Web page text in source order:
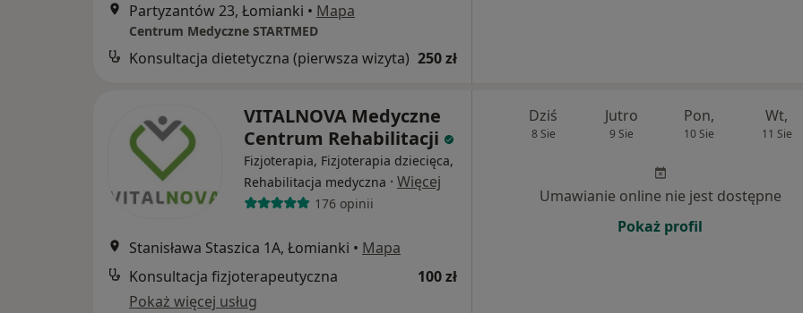
Partyzantów 23, Łomianki • Mapa
Centrum Medyczne STARTMED
Konsultacja dietetyczna (pierwsza wizyta) 250 zł
VITALNOVA Medyczne
Centrum Rehabilitacji
Fizjoterapia, Fizjoterapia dziecięca,
Rehabilitacja medyczna · Więcej
176 opinii
Stanisława Staszica 1A, Łomianki • Mapa
Konsultacja fizjoterapeutyczna
100 zł
Pokaż więcej usług
Dziś
8 Sie
Jutro
9 Sie
Pon,
10 Sie
Wt,
11 Sie
Umawianie online nie jest dostępne
Pokaż profil